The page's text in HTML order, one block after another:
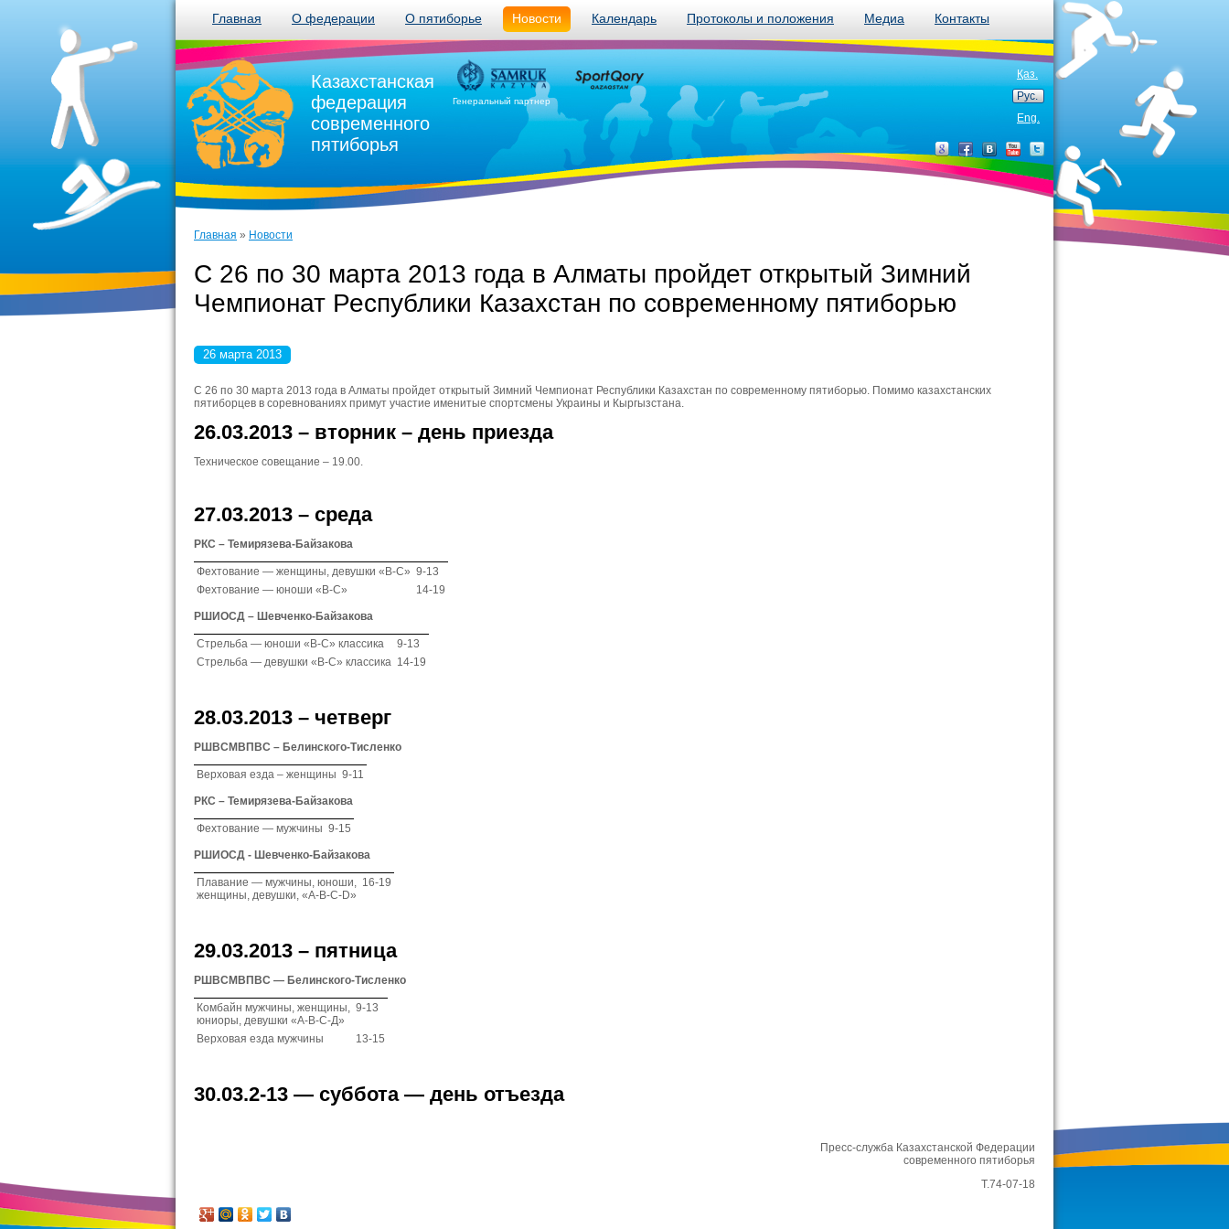
Главная О федерации О пятиборье Новости Календарь Протоколы и положения Медиа Контакты
Казахстанская
федерация
современного
пятиборья
Қаз.
Рус.
Eng.
Генеральный партнер
Главная » Новости
С 26 по 30 марта 2013 года в Алматы пройдет открытый Зимний
Чемпионат Республики Казахстан по современному пятиборью
26 марта 2013
С 26 по 30 марта 2013 года в Алматы пройдет открытый Зимний Чемпионат Республики Казахстан по современному пятиборью. Помимо казахстанских
пятиборцев в соревнованиях примут участие именитые спортсмены Украины и Кыргызстана.
26.03.2013 – вторник – день приезда
Техническое совещание – 19.00.
27.03.2013 – среда
РКС – Темирязева-Байзакова
Фехтование — женщины, девушки «В-С» 9-13
Фехтование — юноши «В-С»
14-19
РШИОСД – Шевченко-Байзакова
Стрельба — юноши «В-С» классика
9-13
Стрельба — девушки «В-С» классика 14-19
28.03.2013 – четверг
РШВСМВПВС – Белинского-Тисленко
Верховая езда – женщины 9-11
РКС – Темирязева-Байзакова
Фехтование — мужчины 9-15
РШИОСД - Шевченко-Байзакова
Плавание — мужчины, юноши,
женщины, девушки, «A-B-C-D»
16-19
29.03.2013 – пятница
РШВСМВПВС — Белинского-Тисленко
Комбайн мужчины, женщины,
юниоры, девушки «А-В-С-Д»
9-13
Верховая езда мужчины 13-15
30.03.2-13 — суббота — день отъезда
Пресс-служба Казахстанской Федерации
современного пятиборья
Т.74-07-18